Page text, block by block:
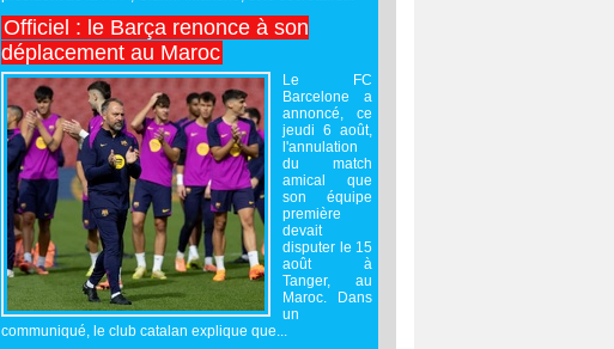
Officiel : le Barça renonce à son
déplacement au Maroc
Le FC
Barcelone a
annoncé, ce
jeudi 6 août,
l'annulation
du match
amical que
son équipe
première
devait
disputer le 15
août à
Tanger, au
Maroc. Dans
un
communiqué, le club catalan explique que...